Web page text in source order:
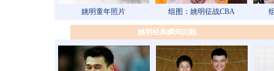
姚明童年照片 组图：姚明征战CBA
姚明经典瞬间回顾